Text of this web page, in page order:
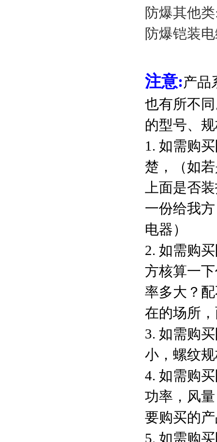
防爆其他
防爆铠装
注意:产品
也有所不
的型号、
1. 如需购
楚，（如
上面是否
一份给我
电器）
2. 如需购
方核算一
率多大？
在的场所
3. 如需购
小，螺纹
4. 如需购
功率，风
要购买的
5. 如需购